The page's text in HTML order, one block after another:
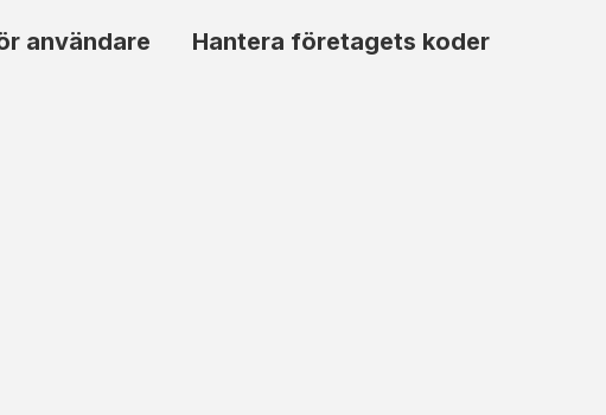
användare Hantera företagets koder